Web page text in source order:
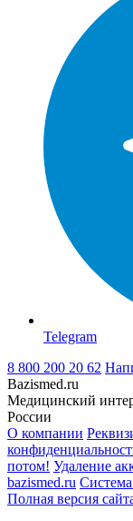
Telegram
8 800 200 20 62
Bazismed.ru
Медицинский
России
О компании
потом! Удаление
bazismed.ru
Полная версия